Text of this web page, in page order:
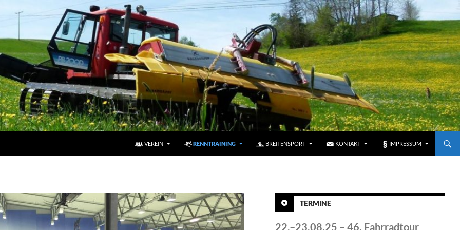
VEREIN RENNTRAINING BREITENSPORT KONTAKT IMPRESSUM
TERMINE
22.–23.08.25 – 46. Fahrradtour